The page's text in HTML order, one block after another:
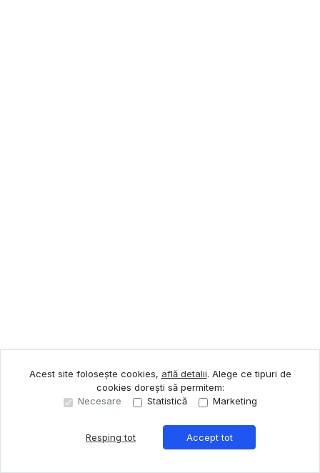
Acest site folosește cookies, află detalii. Alege ce tipuri de
cookies dorești să permitem:
Necesare
Statistică Marketing
Resping tot Accept tot